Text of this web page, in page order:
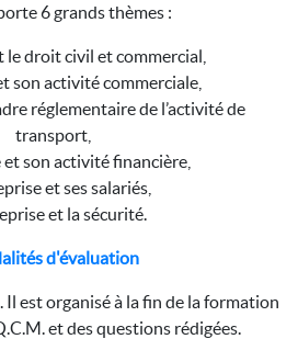
6 grands thèmes :
le droit civil et commercial,
son activité commerciale,
réglementaire de l’activité de
transport,
et son activité financière,
et ses salariés,
et la sécurité.
d'évaluation
Il est organisé à la fin de la formation
et des questions rédigées.